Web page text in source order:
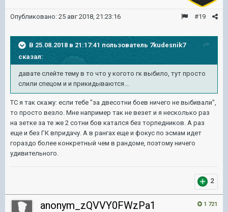
#19
Опубликовано: 25 авг 2018, 21:23:16
В 25.08.2018 в 21:17:41 пользователь 7kudesnik7
сказал:
давате слейте тему в то что у когото гк выбило, тут просто
слили спецом и и прикидываются...
ТС я так скажу: если тебе "за двесотни боев ничего не выбивали",
то просто везло. Мне например так не везет и я несколько раз
на зетке за те же 2 сотни бов катался без торпедников. А раз
еще и без ГК впридачу. А в рангах еще и фокус по эсмам идет
гораздо более конкретный чем в рандоме, поэтому ничего
удивительного.
2
1 721
anonym_zQVVY0FWzPa1